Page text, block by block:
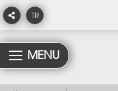
TR
MENU